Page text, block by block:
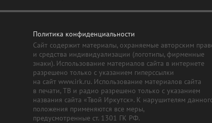
Политика конфиденциальности
Сайт содержит материалы, охраняемые авторским
и средства индивидуализации (логотипы, фирменные
знаки). Использование материалов сайта в интернете
разрешено только с указанием гиперссылки
на сайт www.irk.ru. Использование материалов сайта
в печати, ТВ и радио разрешено только с указанием
названия сайта «Твой Иркутск». К нарушителям
положения применяются все меры,
предусмотренные ст. 1301 ГК РФ.